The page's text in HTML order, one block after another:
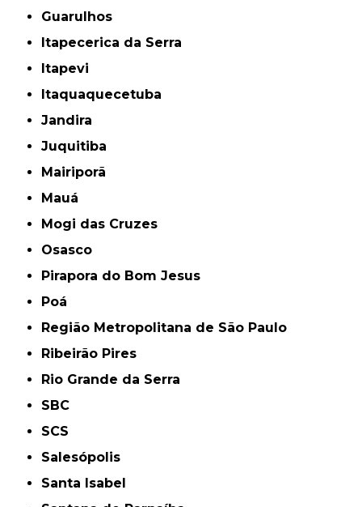
Guarulhos
Itapecerica da Serra
Itapevi
Itaquaquecetuba
Jandira
Juquitiba
Mairiporã
Mauá
Mogi das Cruzes
Osasco
Pirapora do Bom Jesus
Poá
Região Metropolitana de São Paulo
Ribeirão Pires
Rio Grande da Serra
SBC
SCS
Salesópolis
Santa Isabel